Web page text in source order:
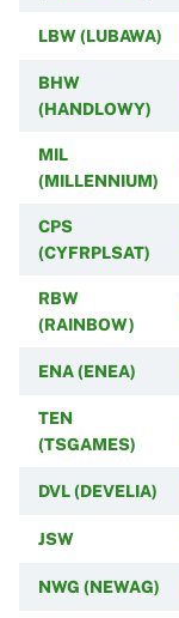
LBW (LUBAWA)
BHW
(HANDLOWY)
MIL
(MILLENNIUM)
CPS
(CYFRPLSAT)
RBW
(RAINBOW)
ENA (ENEA)
TEN
(TSGAMES)
DVL (DEVELIA)
JSW
NWG (NEWAG)